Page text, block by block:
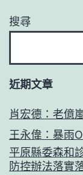
搜尋
近期文章
肖宏德：老億
王永偉：暴雨
平原縣委森和
防控辦法落實